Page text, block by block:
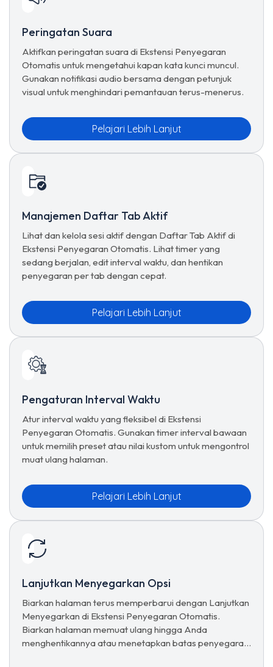
Peringatan Suara
Aktifkan peringatan suara di Ekstensi Penyegaran
Otomatis untuk mengetahui kapan kata kunci muncul.
Gunakan notifikasi audio bersama dengan petunjuk
visual untuk menghindari pemantauan terus-menerus.
Pelajari Lebih Lanjut
Manajemen Daftar Tab Aktif
Lihat dan kelola sesi aktif dengan Daftar Tab Aktif di
Ekstensi Penyegaran Otomatis. Lihat timer yang
sedang berjalan, edit interval waktu, dan hentikan
penyegaran per tab dengan cepat.
Pelajari Lebih Lanjut
Pengaturan Interval Waktu
Atur interval waktu yang fleksibel di Ekstensi
Penyegaran Otomatis. Gunakan timer interval bawaan
untuk memilih preset atau nilai kustom untuk mengontrol
muat ulang halaman.
Pelajari Lebih Lanjut
Lanjutkan Menyegarkan Opsi
Biarkan halaman terus memperbarui dengan Lanjutkan
Menyegarkan di Ekstensi Penyegaran Otomatis.
Biarkan halaman memuat ulang hingga Anda
menghentikannya atau menetapkan batas penyegaran